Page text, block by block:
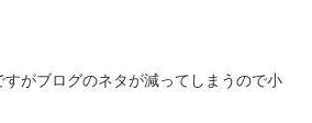
がブログのネタが減ってしまうので小